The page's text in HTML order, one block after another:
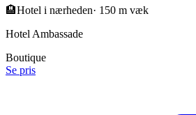
🏨Hotel i nærheden· 150 m væk
Hotel Ambassade
Boutique
Se pris